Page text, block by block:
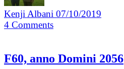
Kenji Albani 07/10/2019
4 Comments
F60, anno Domini 2056